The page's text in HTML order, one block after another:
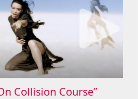
Collision Course”